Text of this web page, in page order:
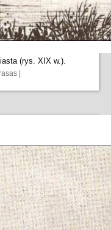
(rys. XIX w.).
|